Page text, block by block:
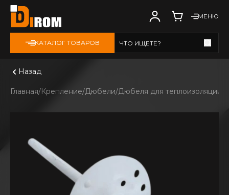
МЕНЮ
КАТАЛОГ ТОВАРОВ ЧТО ИЩЕТЕ?
Назад
Главная Крепление Дюбели Дюбеля для теплоизоляции